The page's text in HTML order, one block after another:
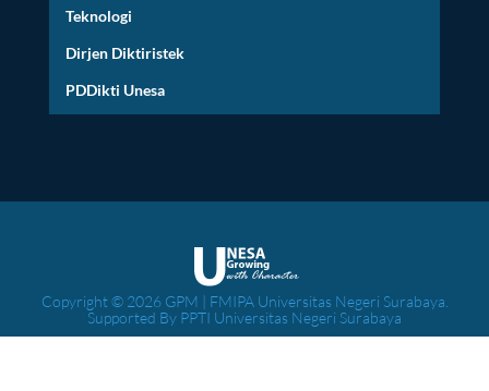
Teknologi
Dirjen Diktiristek
PDDikti Unesa
Copyright © 2026 GPM | FMIPA Universitas Negeri Surabaya.
Supported By PPTI Universitas Negeri Surabaya